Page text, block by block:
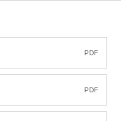
PDF
PDF